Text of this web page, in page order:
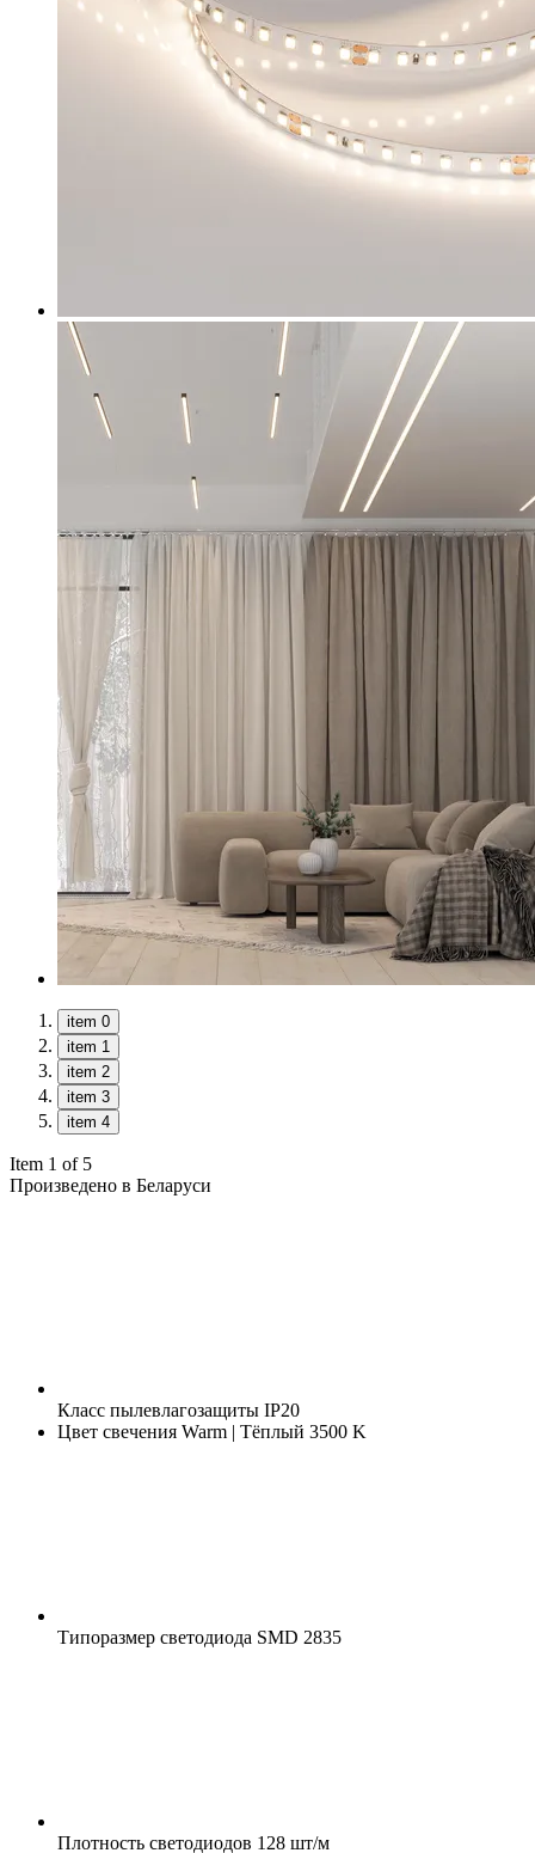
item 0
item 1
item 2
item 3
item 4
Item 1 of 5
Произведено в Беларуси
Класс пылевлагозащиты IP20
Цвет свечения Warm | Тёплый 3500 K
Типоразмер светодиода SMD 2835
Плотность светодиодов 128 шт/м